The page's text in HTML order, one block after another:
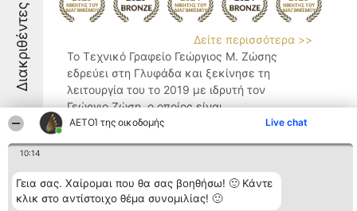
ΑΕΤΟΊ της οικοδομής Live chat
10:14
Γεια σας. Χαίρομαι που θα σας βοηθήσω! 🙂 Κάντε
κλικ στο αντίστοιχο θέμα συνομιλίας! 🙂
Διακριθέντες
Δείτε περισσότερα >>
Το Τεχνικό Γραφείο Γεώργιος Μ. Ζώσης
εδρεύει στη Γλυφάδα και ξεκίνησε τη
λειτουργία του το 2019 με ιδρυτή τον
Γεώργιο Ζώση, ο οποίος είναι
διπλωματούχος Πολιτικός Μηχανικός από
8.6